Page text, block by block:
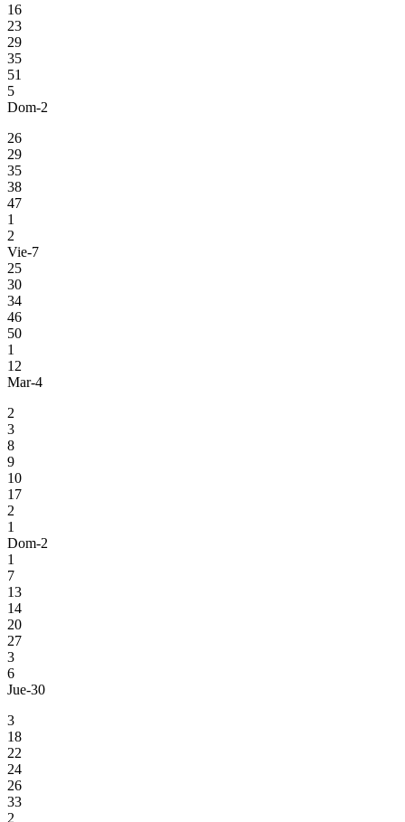
16
23
29
35
51
5
Dom-2
26
29
35
38
47
1
2
Vie-7
25
30
34
46
50
1
12
Mar-4
2
3
8
9
10
17
2
1
Dom-2
1
7
13
14
20
27
3
6
Jue-30
3
18
22
24
26
33
2